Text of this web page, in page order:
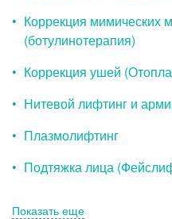
Коррекция мимических
(ботулинотерапия)
Коррекция ушей
Нитевой лифтинг и
Плазмолифтинг
Подтяжка лица
Показать еще